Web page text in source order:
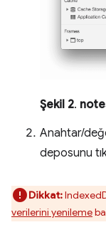
Şekil 2.
Anahtar/
deposunu
Dikkat:
verilerini yenileme